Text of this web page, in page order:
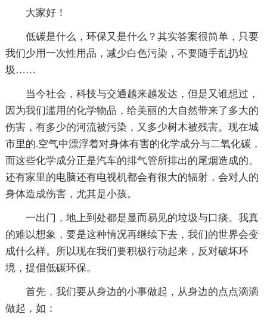
大家好！
低碳是什么，环保又是什么？其实答案很简单，只要
我们少用一次性用品，减少白色污染，不要随手乱扔垃
圾……
当今社会，科技与交通越来越发达，但是又谁想过，
因为我们滥用的化学物品，给美丽的大自然带来了多大的
伤害，有多少的河流被污染，又多少树木被残害。现在城
市里的.空气中漂浮着对身体有害的化学成分与二氧化碳，
而这些化学成分正是汽车的排气管所排出的尾烟造成的。
还有家里的电脑还有电视机都会有很大的辐射，会对人的
身体造成伤害，尤其是小孩。
一出门，地上到处都是显而易见的垃圾与口痰。我真
的难以想象，要是这种情况再继续下去，我们的世界会变
成什么样。所以现在我们要积极行动起来，反对破坏环
境，提倡低碳环保。
首先，我们要从身边的小事做起，从身边的点点滴滴
做起，如：